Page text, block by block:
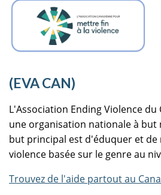
(EVA CAN)
L'Association Ending Violence du
une organisation nationale à
but principal est d'éduquer et de
violence basée sur le genre au
Trouvez de l'aide partout au